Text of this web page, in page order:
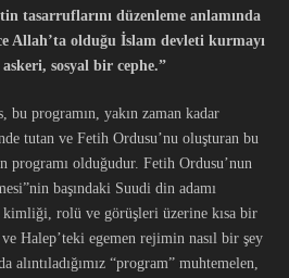
tasarruflarını düzenleme anlamında
Allah’ta olduğu İslam devleti kurmayı
askeri, sosyal bir cephe.”
bu programın, yakın zaman kadar
tutan ve Fetih Ordusu’nu oluşturan bu
programı olduğudur. Fetih Ordusu’nun
başındaki Suudi din adamı
rolü ve görüşleri üzerine kısa bir
Halep’teki egemen rejimin nasıl bir şey
alıntıladığımız “program” muhtemelen,